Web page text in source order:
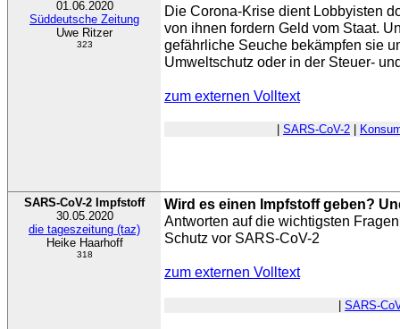
01.06.2020
Süddeutsche Zeitung
Uwe Ritzer
323
Die Corona-Krise dient Lobbyisten
von ihnen fordern Geld vom Staat.
gefährliche Seuche bekämpfen sie
Umweltschutz oder in der Steuer-
zum externen Volltext
SARS-CoV-2
SARS-CoV-2 Impfstoff
30.05.2020
die tageszeitung (taz)
Heike Haarhoff
318
Wird es einen Impfstoff geben?
Antworten auf die wichtigsten
Schutz vor SARS-CoV-2
zum externen Volltext
SARS-